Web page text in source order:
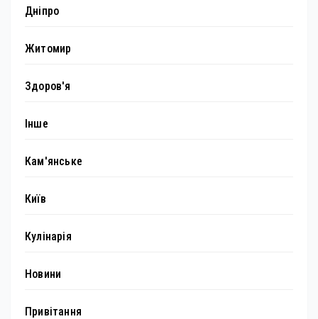
Дніпро
Житомир
Здоров'я
Інше
Кам'янське
Київ
Кулінарія
Новини
Привітання